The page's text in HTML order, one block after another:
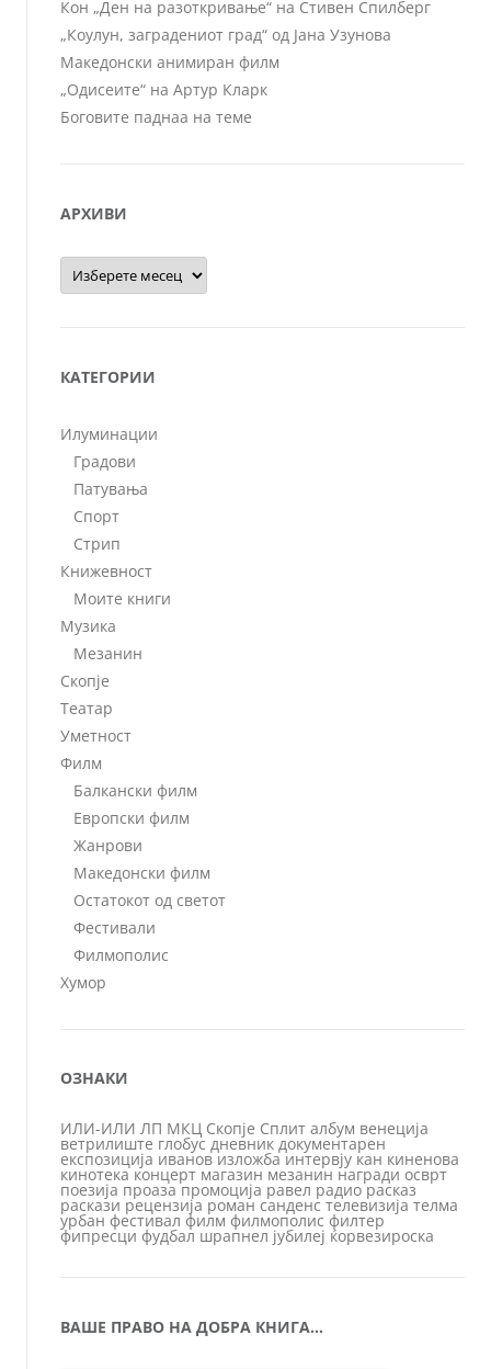
Кон „Ден на разоткривање“ на Стивен Спилберг
„Коулун, заградениот град“ од Јана Узунова
Македонски анимиран филм
„Одисеите“ на Артур Кларк
Боговите паднаа на теме
АРХИВИ
Архиви
КАТЕГОРИИ
Илуминации
Градови
Патувања
Спорт
Стрип
Книжевност
Моите книги
Музика
Мезанин
Скопје
Театар
Уметност
Филм
Балкански филм
Европски филм
Жанрови
Македонски филм
Остатокот од светот
Фестивали
Филмополис
Хумор
ОЗНАКИ
ИЛИ-ИЛИ ЛП МКЦ Скопје Сплит албум венеција
ветрилиште глобус дневник документарен
експозиција иванов изложба интервју кан киненова
кинотека концерт магазин мезанин награди осврт
поезија проаза промоција равел радио расказ
раскази рецензија роман санденс телевизија телма
урбан фестивал филм филмополис филтер
фипресци фудбал шрапнел јубилеј ќорвезироска
ВАШЕ ПРАВО НА ДОБРА КНИГА…